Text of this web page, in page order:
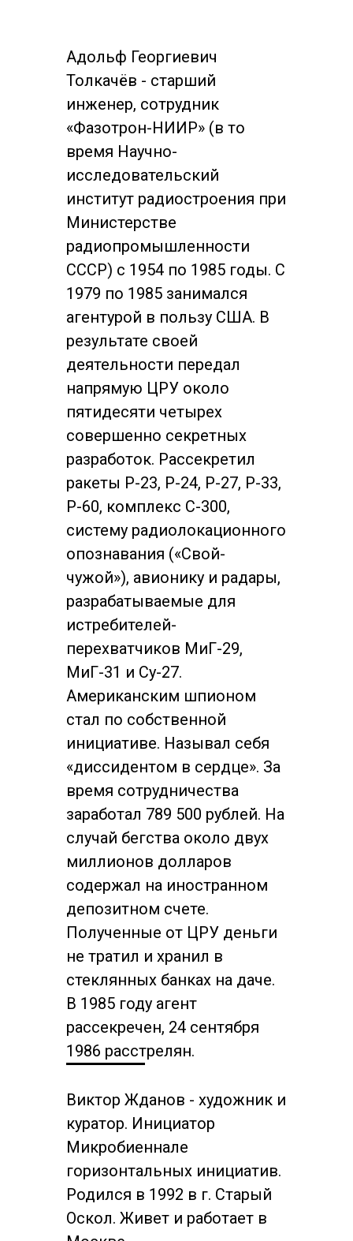
Адольф Георгиевич
Толкачёв - старший
инженер, сотрудник
«Фазотрон-НИИР» (в то
время Научно-
исследовательский
институт радиостроения при
Министерстве
радиопромышленности
СССР) с 1954 по 1985 годы. С
1979 по 1985 занимался
агентурой в пользу США. В
результате своей
деятельности передал
напрямую ЦРУ около
пятидесяти четырех
совершенно секретных
разработок. Рассекретил
ракеты Р-23, Р-24, Р-27, Р-33,
Р-60, комплекс С-300,
систему радиолокационного
опознавания («Свой-
чужой»), авионику и радары,
разрабатываемые для
истребителей-
перехватчиков МиГ-29,
МиГ-31 и Су-27.
Американским шпионом
стал по собственной
инициативе. Называл себя
«диссидентом в сердце». За
время сотрудничества
заработал 789 500 рублей. На
случай бегства около двух
миллионов долларов
содержал на иностранном
депозитном счете.
Полученные от ЦРУ деньги
не тратил и хранил в
стеклянных банках на даче.
В 1985 году агент
рассекречен, 24 сентября
1986 расстрелян.
Виктор Жданов - художник и
куратор. Инициатор
Микробиеннале
горизонтальных инициатив.
Родился в 1992 в г. Старый
Оскол. Живет и работает в